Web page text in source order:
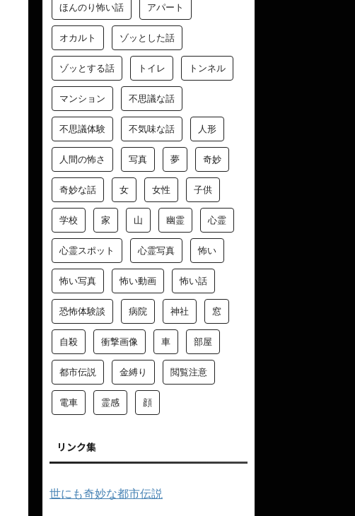
ほんのり怖い話 アパート
オカルト ゾッとした話
ゾッとする話 トイレ トンネル
マンション 不思議な話
不思議体験 不気味な話 人形
人間の怖さ 写真 夢 奇妙
奇妙な話 女 女性 子供
学校 家 山 幽霊 心霊
心霊スポット 心霊写真 怖い
怖い写真 怖い動画 怖い話
恐怖体験談 病院 神社 窓
自殺 衝撃画像 車 部屋
都市伝説 金縛り 閲覧注意
電車 霊感 顔
リンク集
世にも奇妙な都市伝説